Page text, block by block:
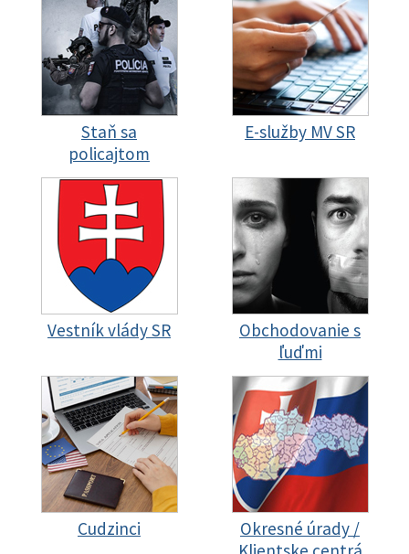
Staň sa
policajtom
E-služby MV SR
Vestník vlády SR
Obchodovanie s
ľuďmi
Cudzinci
Okresné úrady /